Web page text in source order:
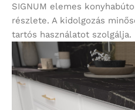
SIGNUM elemes
részlete. A kidolgozás
tartós használatot szolgálja.